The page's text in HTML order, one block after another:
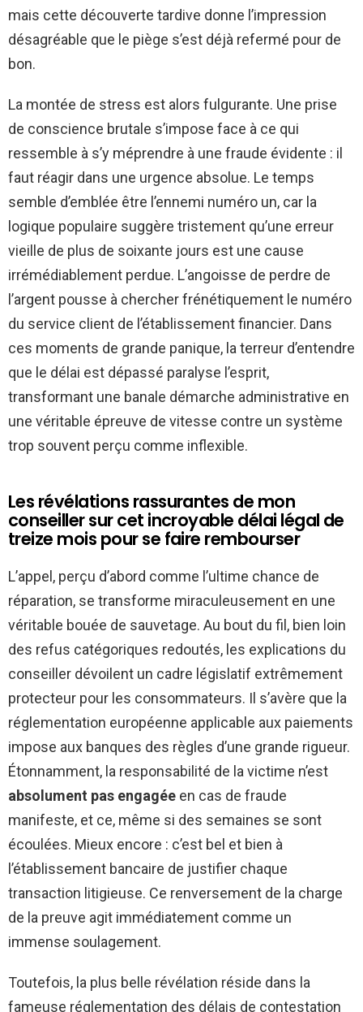
mais cette découverte tardive donne l’impression
désagréable que le piège s’est déjà refermé pour de
bon.
La montée de stress est alors fulgurante. Une prise
de conscience brutale s’impose face à ce qui
ressemble à s’y méprendre à une fraude évidente : il
faut réagir dans une urgence absolue. Le temps
semble d’emblée être l’ennemi numéro un, car la
logique populaire suggère tristement qu’une erreur
vieille de plus de soixante jours est une cause
irrémédiablement perdue. L’angoisse de perdre de
l’argent pousse à chercher frénétiquement le numéro
du service client de l’établissement financier. Dans
ces moments de grande panique, la terreur d’entendre
que le délai est dépassé paralyse l’esprit,
transformant une banale démarche administrative en
une véritable épreuve de vitesse contre un système
trop souvent perçu comme inflexible.
Les révélations rassurantes de mon
conseiller sur cet incroyable délai légal de
treize mois pour se faire rembourser
L’appel, perçu d’abord comme l’ultime chance de
réparation, se transforme miraculeusement en une
véritable bouée de sauvetage. Au bout du fil, bien loin
des refus catégoriques redoutés, les explications du
conseiller dévoilent un cadre législatif extrêmement
protecteur pour les consommateurs. Il s’avère que la
réglementation européenne applicable aux paiements
impose aux banques des règles d’une grande rigueur.
Étonnamment, la responsabilité de la victime n’est
absolument pas engagée en cas de fraude
manifeste, et ce, même si des semaines se sont
écoulées. Mieux encore : c’est bel et bien à
l’établissement bancaire de justifier chaque
transaction litigieuse. Ce renversement de la charge
de la preuve agit immédiatement comme un
immense soulagement.
Toutefois, la plus belle révélation réside dans la
fameuse réglementation des délais de contestation